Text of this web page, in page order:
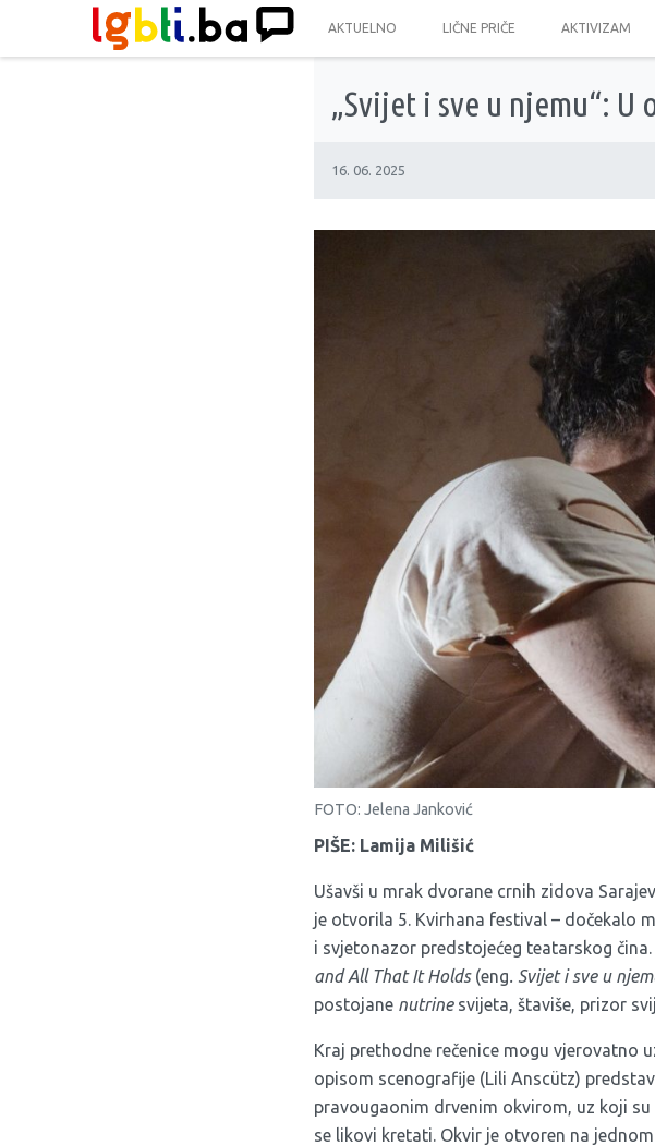
AKTUELNO LIČNE PRIČE AKTIVIZAM
„Svijet i sve u njemu“: U
16. 06. 2025
FOTO: Jelena Janković
PIŠE: Lamija Milišić
Ušavši u mrak dvorane crnih zidova
je otvorila 5. Kvirhana festival – dočekalo
i svjetonazor predstojećeg teatarskog
and All That It Holds(eng. Svijet i sve u
postojane nutrinesvijeta, štaviše, prizor
Kraj prethodne rečenice mogu vjerovatno
opisom scenografije (Lili Anscütz)
pravougaonim drvenim okvirom, uz koji
se likovi kretati. Okvir je otvoren na